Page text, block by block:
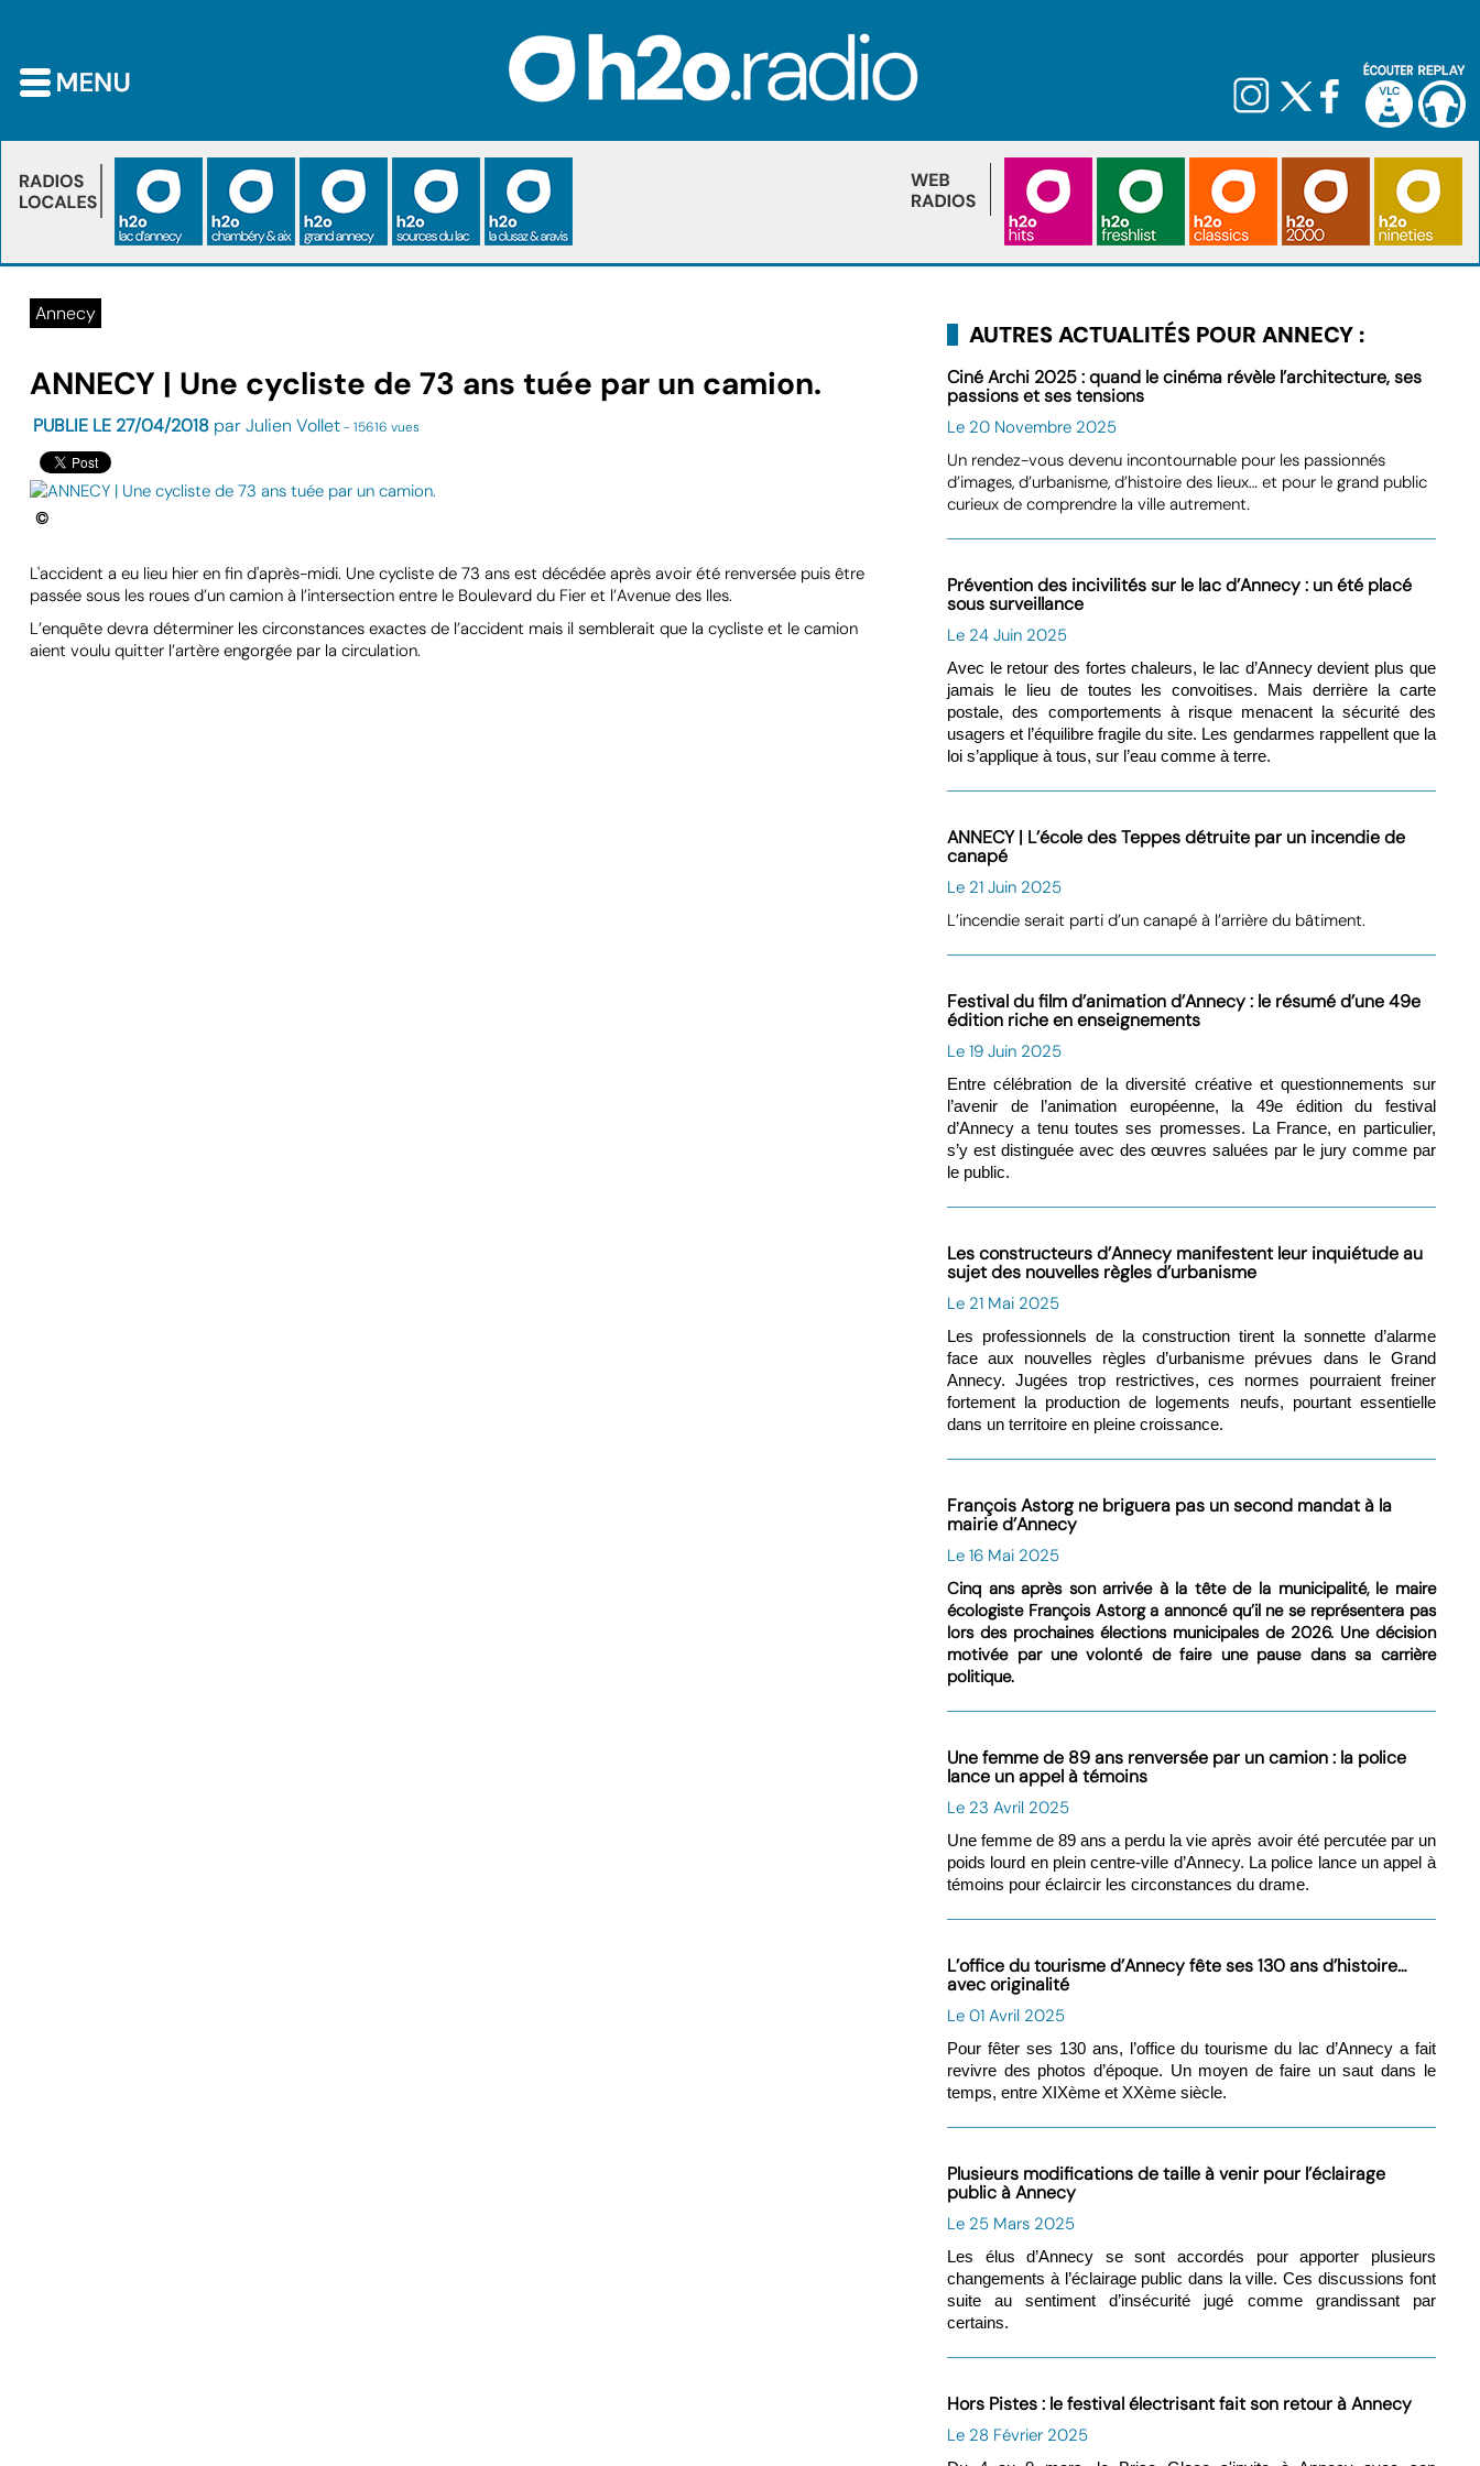
Annecy
ANNECY | Une cycliste de 73 ans tuée par un camion.
PUBLIE LE 27/04/2018par Julien Vollet- 15616 vues
©
L'accident a eu lieu hier en fin d'après-midi. Une cycliste de 73 ans est décédée après avoir été renversée puis être
passée sous les roues d’un camion à l’intersection entre le Boulevard du Fier et l’Avenue des Iles.
L’enquête devra déterminer les circonstances exactes de l’accident mais il semblerait que la cycliste et le camion
aient voulu quitter l’artère engorgée par la circulation.
AUTRES ACTUALITÉS POUR ANNECY :
Ciné Archi 2025 : quand le cinéma révèle l’architecture, ses
passions et ses tensions
Le 20 Novembre 2025
Un rendez-vous devenu incontournable pour les passionnés
d’images, d’urbanisme, d’histoire des lieux… et pour le grand public
curieux de comprendre la ville autrement.
Prévention des incivilités sur le lac d’Annecy : un été placé
sous surveillance
Le 24 Juin 2025
Avec le retour des fortes chaleurs, le lac d’Annecy devient plus que
jamais le lieu de toutes les convoitises. Mais derrière la carte
postale, des comportements à risque menacent la sécurité des
usagers et l’équilibre fragile du site. Les gendarmes rappellent que la
loi s’applique à tous, sur l’eau comme à terre.
ANNECY | L’école des Teppes détruite par un incendie de
canapé
Le 21 Juin 2025
L’incendie serait parti d’un canapé à l’arrière du bâtiment.
Festival du film d’animation d’Annecy : le résumé d’une 49e
édition riche en enseignements
Le 19 Juin 2025
Entre célébration de la diversité créative et questionnements sur
l’avenir de l’animation européenne, la 49e édition du festival
d’Annecy a tenu toutes ses promesses. La France, en particulier,
s’y est distinguée avec des œuvres saluées par le jury comme par
le public.
Les constructeurs d’Annecy manifestent leur inquiétude au
sujet des nouvelles règles d’urbanisme
Le 21 Mai 2025
Les professionnels de la construction tirent la sonnette d’alarme
face aux nouvelles règles d’urbanisme prévues dans le Grand
Annecy. Jugées trop restrictives, ces normes pourraient freiner
fortement la production de logements neufs, pourtant essentielle
dans un territoire en pleine croissance.
François Astorg ne briguera pas un second mandat à la
mairie d’Annecy
Le 16 Mai 2025
Cinq ans après son arrivée à la tête de la municipalité, le maire
écologiste François Astorg a annoncé qu’il ne se représentera pas
lors des prochaines élections municipales de 2026. Une décision
motivée par une volonté de faire une pause dans sa carrière
politique.
Une femme de 89 ans renversée par un camion : la police
lance un appel à témoins
Le 23 Avril 2025
Une femme de 89 ans a perdu la vie après avoir été percutée par un
poids lourd en plein centre-ville d’Annecy. La police lance un appel à
témoins pour éclaircir les circonstances du drame.
L’office du tourisme d’Annecy fête ses 130 ans d’histoire…
avec originalité
Le 01 Avril 2025
Pour fêter ses 130 ans, l’office du tourisme du lac d’Annecy a fait
revivre des photos d’époque. Un moyen de faire un saut dans le
temps, entre XIXème et XXème siècle.
Plusieurs modifications de taille à venir pour l’éclairage
public à Annecy
Le 25 Mars 2025
Les élus d’Annecy se sont accordés pour apporter plusieurs
changements à l’éclairage public dans la ville. Ces discussions font
suite au sentiment d’insécurité jugé comme grandissant par
certains.
Hors Pistes : le festival électrisant fait son retour à Annecy
Le 28 Février 2025